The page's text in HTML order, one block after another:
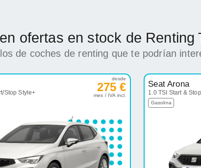
ofertas en stock de Renting
de coches de renting que te podrían
Stop Style+
desde
275 €
mes / IVA incl.
Seat Arona
1.0 TSI Start &
Gasolina